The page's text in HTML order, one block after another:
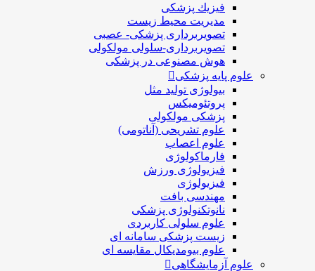
فيزيك پزشکی
مدیریت محیط زیست
تصویربرداری پزشکی- عصبی
تصویربرداری-سلولی مولکولی
هوش مصنوعی در پزشکی
علوم پایه پزشکی
بیولوژی تولید مثل
پروتئومیکس
پزشکی مولکولی
علوم تشریحی (آناتومی)
علوم اعصاب
فارماکولوژی
فیزیولوژی ورزش
فیزیولوژی
مهندسی بافت
نانوتکنولوژی پزشکی
علوم سلولی کاربردی
زیست پزشکی سامانه ای
علوم بیومدیکال مقایسه ای
علوم آزمایشگاهی